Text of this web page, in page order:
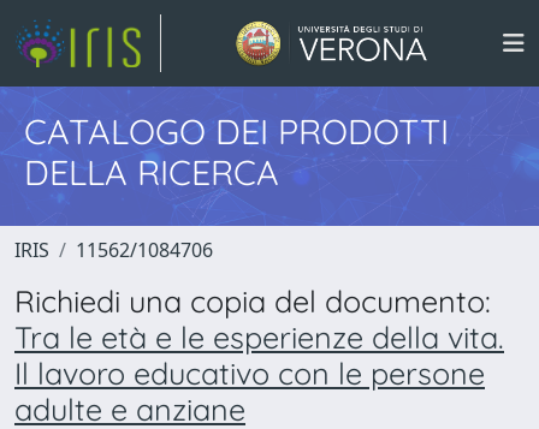
CATALOGO DEI PRODOTTI
DELLA RICERCA
IRIS 11562/1084706
Richiedi una copia del documento:
Tra le età e le esperienze della vita.
Il lavoro educativo con le persone
adulte e anziane